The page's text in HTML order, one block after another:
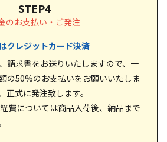
STEP4
のお支払い・ご発注
クレジットカード決済
請求書をお送りいたしますので、一
の50%のお支払いをお願いいたしま
正式に発注致します。
費については商品入荷後、納品まで